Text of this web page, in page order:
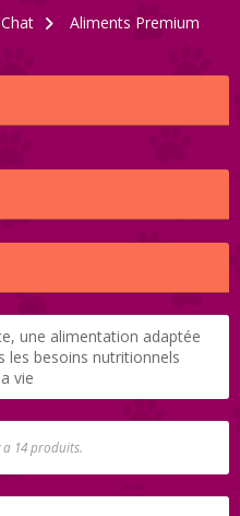
>
Aliments Premium
une alimentation adaptée
les besoins nutritionnels
vie
a 14 produits.